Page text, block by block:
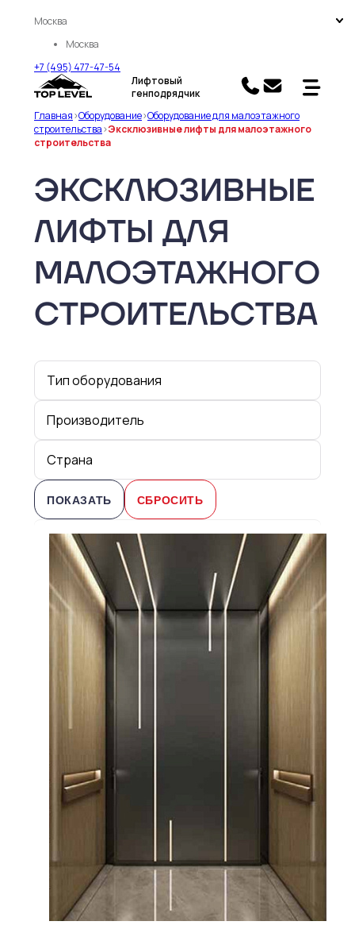
Москва
Москва
+7 (495) 477-47-54
Лифтовый
генподрядчик
Главная>Оборудование>Оборудование для малоэтажного
строительства>Эксклюзивные лифты для малоэтажного
строительства
ЭКСКЛЮЗИВНЫЕ
ЛИФТЫ ДЛЯ
МАЛОЭТАЖНОГО
СТРОИТЕЛЬСТВА
тип оборудования
производитель
страна